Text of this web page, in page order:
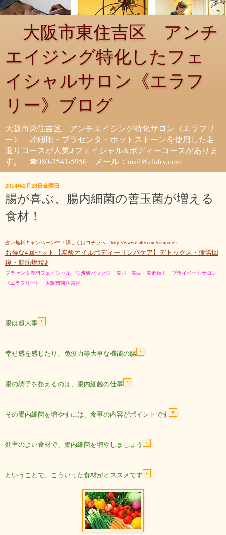
大阪市東住吉区 アンチ
エイジング特化したフェ
イシャルサロン《エラフ
リー》ブログ
大阪市東住吉区 アンチエイジング特化サロン《エラフリ
ー》 幹細胞・プラセンタ・ホットストーンを使用した若
返りコースが人気♪フェイシャル&ボディーコースがありま
す。 ☎080-2541-5956 メール：mail@elafry.com
2014年2月28日金曜日
腸が喜ぶ、腸内細菌の善玉菌が増える
食材！
占い無料キャンペーン中！詳しくはコチラへ⇒http://www.elafry.com/campaign
お得な4回セット【炭酸オイルボディーリンパケア】デトックス・疲労回
復・脂肪燃焼♪
プラセンタ専門フェイシャル ♡炭酸パック♡ 美肌・美白・美素顔！ プライベートサロン
《エラフリー》 大阪市東住吉区
腸は超大事
幸せ感を感じたり、免疫力等大事な機能の腸
腸の調子を整えるのは、腸内細菌の仕事
その腸内細菌を増やすには、食事の内容がポイントです
効率のよい食材で、腸内細菌を増やしましょう
ということで、こういった食材がオススメです